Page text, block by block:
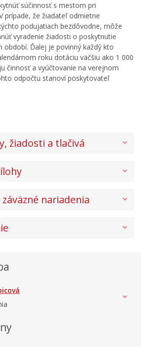
súčinnosť s mestom pri
prípade, že žiadateľ odmietne
podujatiach bezdôvodne, môže
vyradenie žiadosti o poskytnutie
období. Ďalej je povinný každý kto
roku dotáciu väčšiu ako 1 000
činnosť a vyúčtovanie na verejnom
odpočtu stanoví poskytovateľ
žiadosti a tlačivá
nariadenia